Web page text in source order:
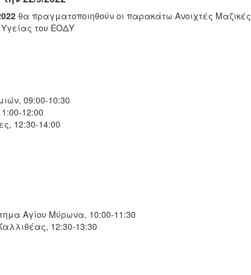
θα πραγματοποιηθούν οι παρακάτω Ανοιχτές Μαζικές
του ΕΟΔΥ
09:00-10:30
12:00
12:30-14:00
Αγίου Μύρωνα, 10:00-11:30
12:30-13:30